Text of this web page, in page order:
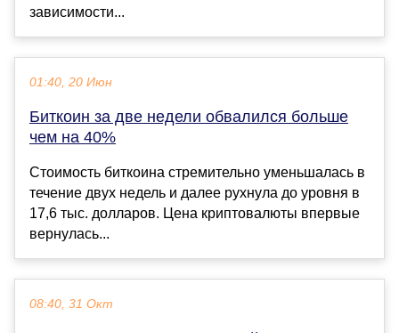
зависимости...
01:40, 20 Июн
Биткоин за две недели обвалился больше
чем на 40%
Стоимость биткоина стремительно уменьшалась в
течение двух недель и далее рухнула до уровня в
17,6 тыс. долларов. Цена криптовалюты впервые
вернулась...
08:40, 31 Окт